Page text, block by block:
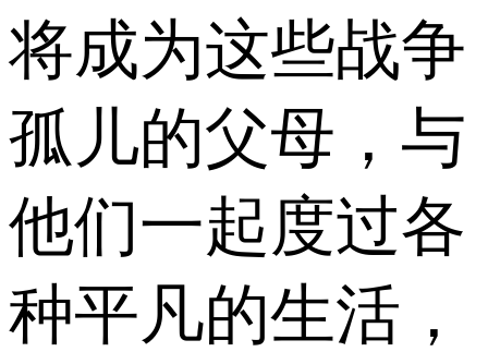
将成为这些战争
孤儿的父母，与
他们一起度过各
种平凡的生活，